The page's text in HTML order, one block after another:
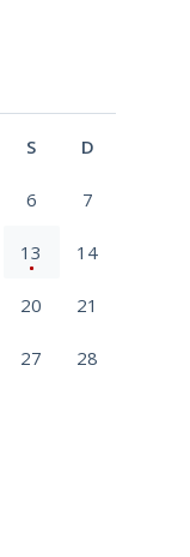
S D
6 7
13 14
20 21
27 28